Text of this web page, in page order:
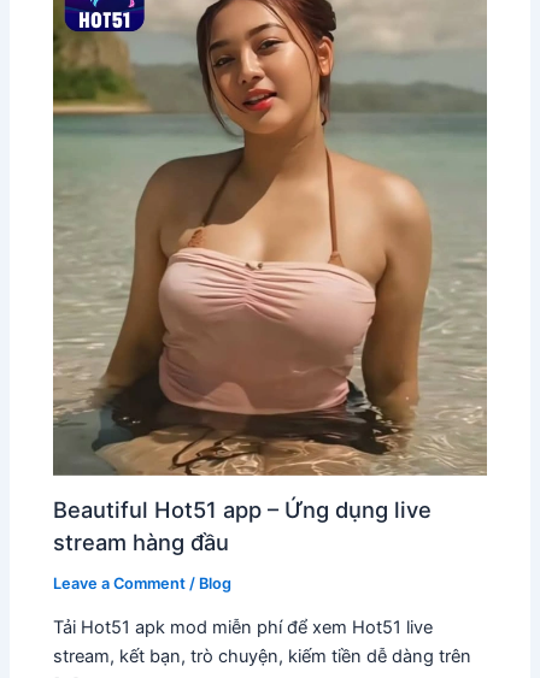
Beautiful Hot51 app – Ứng dụng live
stream hàng đầu
Leave a Comment / Blog
Tải Hot51 apk mod miễn phí để xem Hot51 live
stream, kết bạn, trò chuyện, kiếm tiền dễ dàng trên